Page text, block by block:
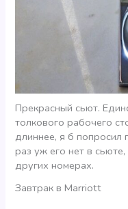
Прекрасный сьют.
толкового рабочего
длиннее, я б попросил
раз уж его нет в
других номерах.
Завтрак в Marriott